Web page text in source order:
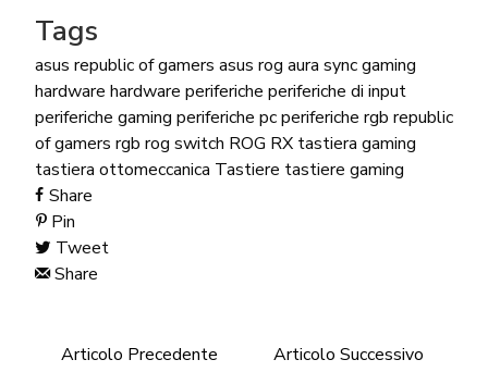
Tags
asus republic of gamers asus rog aura syncgaming
hardware hardware periferiche periferiche di input
periferiche gaming periferiche pcperiferiche rgb republic
of gamers rgb rog switch ROG RX tastiera gaming
tastiera ottomeccanica Tastiere tastiere gaming
Share
Pin
Tweet
Share
Articolo Precedente
Articolo Successivo